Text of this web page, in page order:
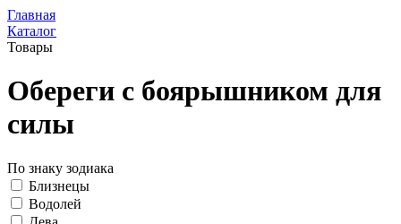
Главная
Каталог
Товары
Обереги с боярышником для
силы
По знаку зодиака
Близнецы
Водолей